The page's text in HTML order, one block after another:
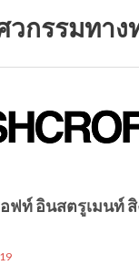
วกรรมทาง
ฟท์ อินสตรูเมนท์